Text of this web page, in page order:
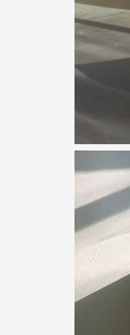
1%
Réseau
De A à Z
Année par